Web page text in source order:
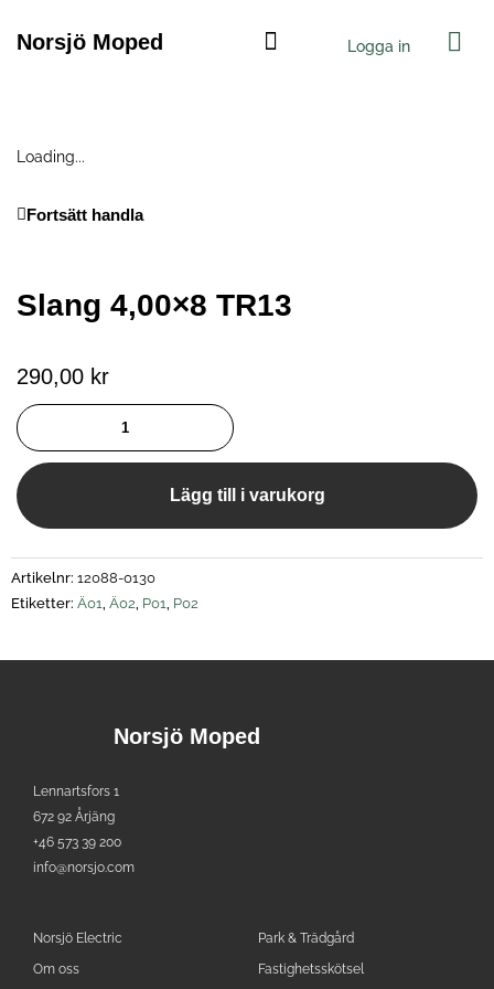
Norsjö Moped Logga in
Loading...
Fortsätt handla
Slang 4,00×8 TR13
290,00 kr
Slang
4,00x8
TR13
mängd
Lägg till i varukorg
Artikelnr: 12088-0130
Etiketter: Ä01, Ä02, P01, P02
Norsjö Moped
Lennartsfors 1
672 92 Årjäng
+46 573 39 200
info@norsjo.com
Norsjö Electric
Om oss
Park & Trädgård
Fastighetsskötsel